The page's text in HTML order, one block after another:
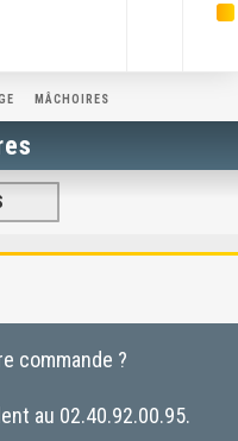
MÂCHOIRES
commande ?
au 02.40.92.00.95.